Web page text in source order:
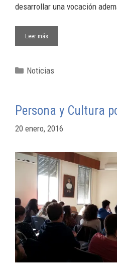
desarrollar una vocación
Leer más
Noticias
Persona y Cultura
20 enero, 2016